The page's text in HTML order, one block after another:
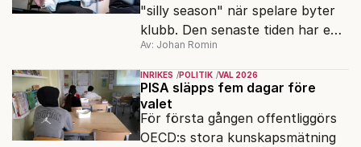
"silly season" när spelare byter
klubb. Den senaste tiden har en
rad svenska politiker bytt parti –
men varför, och vad skiljer
partiernas interna kulturer åt?
Av: Johan Romin
INRIKES POLITIK VAL 2026
PISA släpps fem dagar före
valet
För första gången offentliggörs
OECD:s stora kunskapsmätning